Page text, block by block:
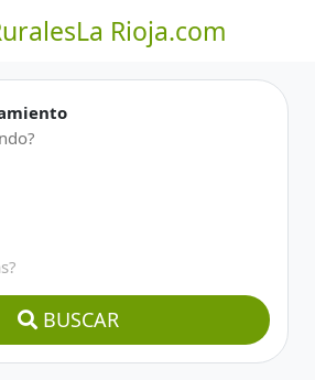
Rioja.com
BUSCAR